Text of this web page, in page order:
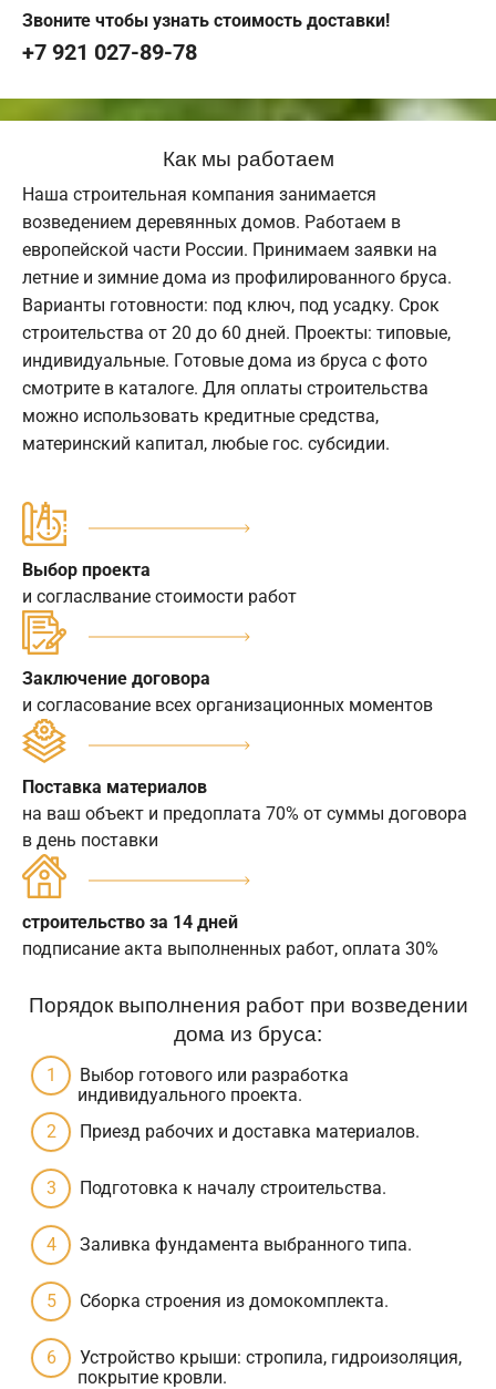
Звоните чтобы узнать стоимость доставки!
+7 921 027-89-78
Как мы работаем
Наша строительная компания занимается
возведением деревянных домов. Работаем в
европейской части России. Принимаем заявки на
летние и зимние дома из профилированного бруса.
Варианты готовности: под ключ, под усадку. Срок
строительства от 20 до 60 дней. Проекты: типовые,
индивидуальные. Готовые дома из бруса с фото
смотрите в каталоге. Для оплаты строительства
можно использовать кредитные средства,
материнский капитал, любые гос. субсидии.
Выбор проекта
и согласлвание стоимости работ
Заключение договора
и согласование всех организационных моментов
Поставка материалов
на ваш объект и предоплата 70% от суммы договора
в день поставки
строительство за 14 дней
подписание акта выполненных работ, оплата 30%
Порядок выполнения работ при возведении
дома из бруса:
Выбор готового или разработка
индивидуального проекта.
Приезд рабочих и доставка материалов.
Подготовка к началу строительства.
Заливка фундамента выбранного типа.
Сборка строения из домокомплекта.
Устройство крыши: стропила, гидроизоляция,
покрытие кровли.